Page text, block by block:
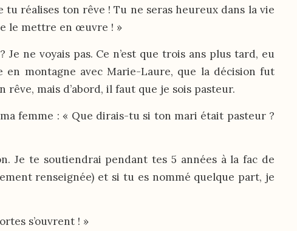
tu réalises ton rêve ! Tu ne seras heureux dans la vie
le mettre en œuvre ! »
Je ne voyais pas. Ce n’est que trois ans plus tard, eu
en montagne avec Marie-Laure, que la décision fut
rêve, mais d’abord, il faut que je sois pasteur.
femme : « Que dirais-tu si ton mari était pasteur ?
Je te soutiendrai pendant tes 5 années à la fac de
renseignée) et si tu es nommé quelque part, je
s’ouvrent ! »